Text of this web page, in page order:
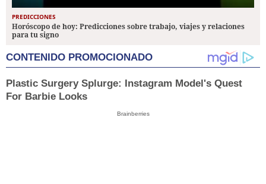
PREDICCIONES
Horóscopo de hoy: Predicciones sobre trabajo, viajes y relaciones
para tu signo
CONTENIDO PROMOCIONADO
Plastic Surgery Splurge: Instagram Model's Quest
For Barbie Looks
Brainberries